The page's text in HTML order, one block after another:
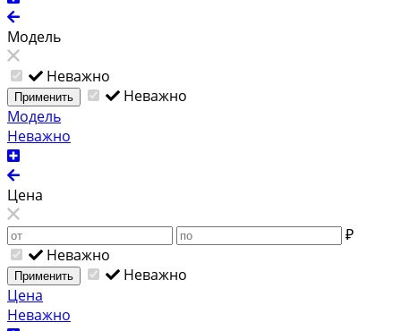
Модель
Неважно
Применить
Неважно
Модель
Неважно
Цена
₽
Неважно
Применить
Неважно
Цена
Неважно